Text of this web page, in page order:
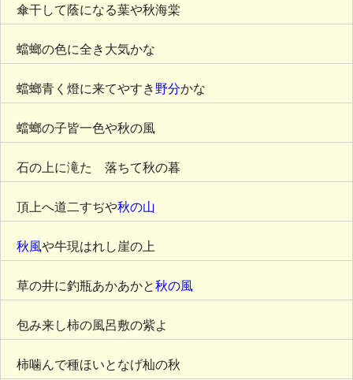
傘干して蔭になる葉や秋海棠
蟷螂の色に全き大気かな
蟷螂青く燈に来てやすき 野分かな
蟷螂の子皆一色や秋の風
石の上に滝たゞ落ちて秋の暮
頂上へ道二すぢや秋の山
秋風や牛現はれし崖の上
草の井に釣瓶あかあかと秋の風
包み来し柿の風呂敷の紫よ
柿噛んで種ほいとなげ杣の秋